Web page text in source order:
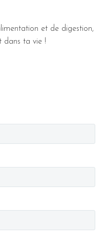
et de digestion,
dans ta vie !